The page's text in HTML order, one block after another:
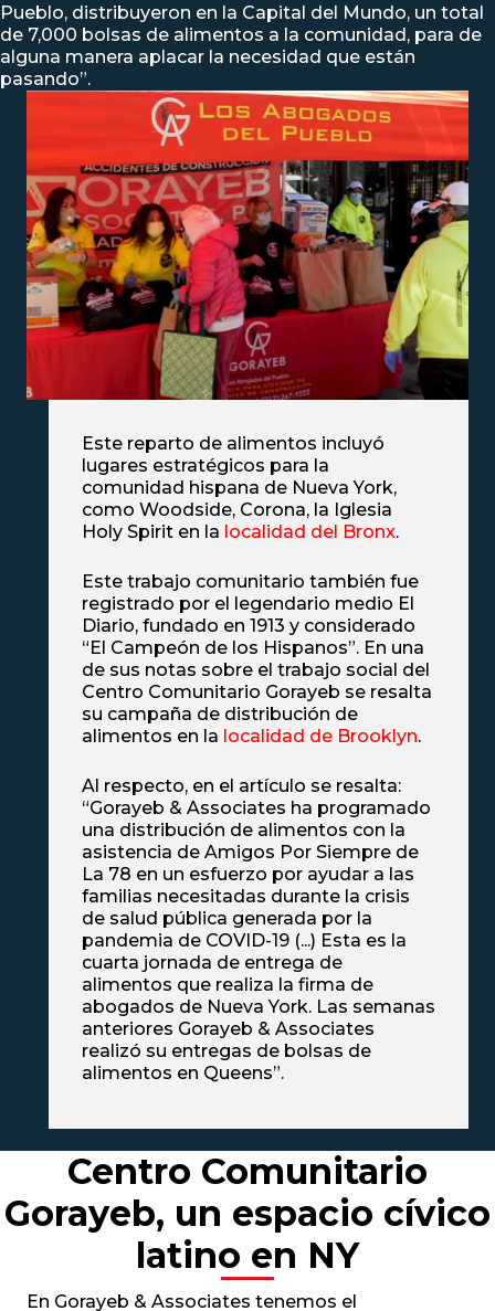
Pueblo, distribuyeron en la Capital del Mundo, un total
de 7,000 bolsas de alimentos a la comunidad, para de
alguna manera aplacar la necesidad que están
pasando”.
Este reparto de alimentos incluyó
lugares estratégicos para la
comunidad hispana de Nueva York,
como Woodside, Corona, la Iglesia
Holy Spirit en la localidad del Bronx.
Este trabajo comunitario también fue
registrado por el legendario medio El
Diario, fundado en 1913 y considerado
“El Campeón de los Hispanos”. En una
de sus notas sobre el trabajo social del
Centro Comunitario Gorayeb se resalta
su campaña de distribución de
alimentos en la localidad de Brooklyn.
Al respecto, en el artículo se resalta:
“Gorayeb & Associates ha programado
una distribución de alimentos con la
asistencia de Amigos Por Siempre de
La 78 en un esfuerzo por ayudar a las
familias necesitadas durante la crisis
de salud pública generada por la
pandemia de COVID-19 (...) Esta es la
cuarta jornada de entrega de
alimentos que realiza la firma de
abogados de Nueva York. Las semanas
anteriores Gorayeb & Associates
realizó su entregas de bolsas de
alimentos en Queens”.
Centro Comunitario
Gorayeb, un espacio cívico
latino en NY
En Gorayeb & Associates tenemos el